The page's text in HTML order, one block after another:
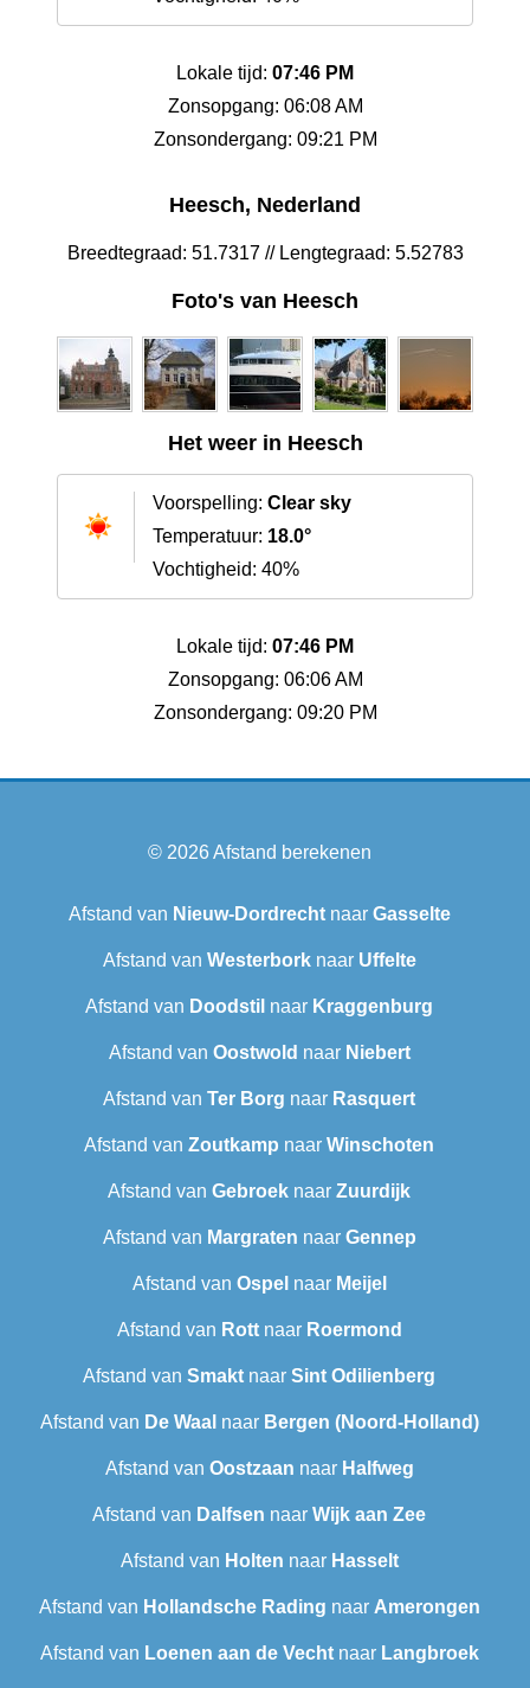
Lokale tijd: 07:46 PM
Zonsopgang: 06:08 AM
Zonsondergang: 09:21 PM
Heesch, Nederland
Breedtegraad: 51.7317 // Lengtegraad: 5.52783
Foto's van Heesch
Het weer in Heesch
Voorspelling: Clear sky
Temperatuur: 18.0°
Vochtigheid: 40%
Lokale tijd: 07:46 PM
Zonsopgang: 06:06 AM
Zonsondergang: 09:20 PM
© 2026Afstand berekenen
Afstand van Nieuw-Dordrechtnaar Gasselte
Afstand van Westerborknaar Uffelte
Afstand van Doodstil naar Kraggenburg
Afstand van Oostwold naar Niebert
Afstand van Ter Borg naar Rasquert
Afstand van Zoutkamp naar Winschoten
Afstand van Gebroek naar Zuurdijk
Afstand van Margraten naar Gennep
Afstand van Ospel naar Meijel
Afstand van Rottnaar Roermond
Afstand van Smakt naar Sint Odilienberg
Afstand van De Waal naar Bergen (Noord-Holland)
Afstand van Oostzaan naar Halfweg
Afstand van Dalfsen naar Wijk aan Zee
Afstand van Holten naar Hasselt
Afstand van Hollandsche Rading naar Amerongen
Afstand van Loenen aan de Vechtnaar Langbroek